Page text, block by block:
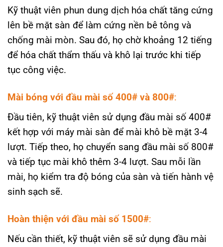
Kỹ thuật viên phun dung dịch hóa chất tăng cứng
lên bề mặt sàn để làm cứng nền bê tông và
chống mài mòn. Sau đó, họ chờ khoảng 12 tiếng
để hóa chất thẩm thấu và khô lại trước khi tiếp
tục công việc.
Mài bóng với đầu mài số 400# và 800#:
Đầu tiên, kỹ thuật viên sử dụng đầu mài số 400#
kết hợp với máy mài sàn để mài khô bề mặt 3-4
lượt. Tiếp theo, họ chuyển sang đầu mài số 800#
và tiếp tục mài khô thêm 3-4 lượt. Sau mỗi lần
mài, họ kiểm tra độ bóng của sàn và tiến hành vệ
sinh sạch sẽ.
Hoàn thiện với đầu mài số 1500#:
Nếu cần thiết, kỹ thuật viên sẽ sử dụng đầu mài